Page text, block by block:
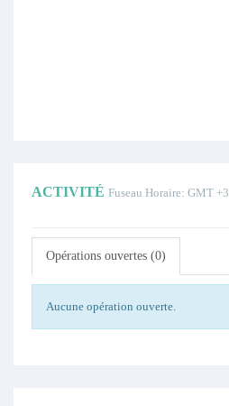
ACTIVITÉ Fuseau Horaire: GMT +3
Opérations ouvertes (0)
Aucune opération ouverte.